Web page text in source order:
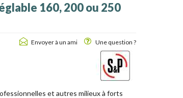
160, 200 ou 250
Envoyer à un ami Une question ?
et autres milieux à forts